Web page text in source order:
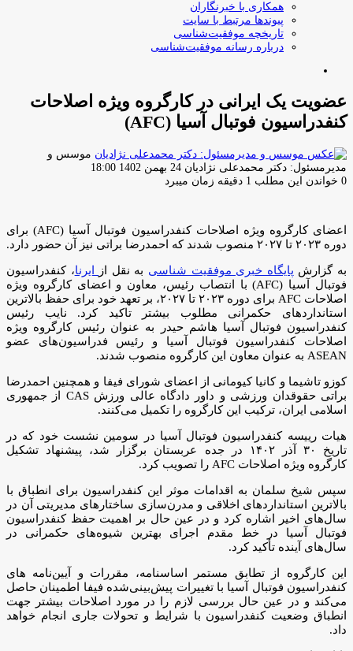
همکاری با خبرنگاران
پیوندها مرتبط با سایت
تاریخچه موفقیت‌شناسی
درباره رسانه موفقیت‌شناسی
عضویت یک ایرانی در کارگروه ویژه اصلاحات
کنفدراسیون فوتبال آسیا (AFC)
موسس و
مدیرمسئول: دکتر محمدعلی نژادیان ارسال
ایمیل
24 بهمن 1402 18:00
0 خواندن این مطلب 1 دقیقه زمان میبرد
اعضای کارگروه ویژه اصلاحات کنفدراسیون فوتبال آسیا (AFC) برای
دوره ۲۰۲۳ تا ۲۰۲۷ منصوب شدند که احمدرضا براتی نیز آن حضور دارد.
به گزارش پایگاه خبری موفقیت شناسی به نقل از ایرنا، کنفدراسیون
فوتبال آسیا (AFC) با انتصاب رئیس، معاون و اعضای کارگروه ویژه
اصلاحات AFC برای دوره ۲۰۲۳ تا ۲۰۲۷، بر تعهد خود برای حفظ بالاترین
استانداردهای حکمرانی مطلوب بیشتر تاکید کرد. نایب رئیس
کنفدراسیون فوتبال آسیا هاشم حیدر به عنوان رئیس کارگروه ویژه
اصلاحات کنفدراسیون فوتبال آسیا و رئیس فدراسیون‌های عضو
ASEAN به عنوان معاون این کارگروه منصوب شدند.
کوزو تاشیما و کانیا کیومانی از اعضای شورای فیفا و همچنین احمدرضا
براتی حقوقدان ورزشی و داور دادگاه عالی ورزش CAS از جمهوری
اسلامی ایران، ترکیب این کارگروه را تکمیل می‌کنند.
هیات رییسه کنفدراسیون فوتبال آسیا در سومین نشست خود که در
تاریخ ۳۰ آذر ۱۴۰۲ در جده عربستان برگزار شد، پیشنهاد تشکیل
کارگروه ویژه اصلاحات AFC را تصویب کرد.
سپس شیخ سلمان به اقدامات موثر این کنفدراسیون برای انطباق با
بالاترین استانداردهای اخلاقی و مدرن‌سازی ساختارهای مدیریتی آن در
سال‌های اخیر اشاره کرد و در عین حال بر اهمیت حفظ کنفدراسیون
فوتبال آسیا در خط مقدم اجرای بهترین شیوه‌های حکمرانی در
سال‌های آینده تأکید کرد.
این کارگروه از تطابق مستمر اساسنامه، مقررات و آیین‌نامه های
کنفدراسیون فوتبال آسیا با تغییرات پیش‌بینی‌شده فیفا اطمینان حاصل
می‌کند و در عین حال بررسی لازم را در مورد اصلاحات بیشتر جهت
انطباق وضعیت کنفدراسیون با شرایط و تحولات جاری انجام خواهد
داد.